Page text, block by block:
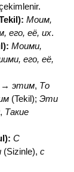
Моим,
его, её, их.
Моими,
его, её,
→ этим, То
(Tekil); Эти
, Такие
С
(Sizinle), с